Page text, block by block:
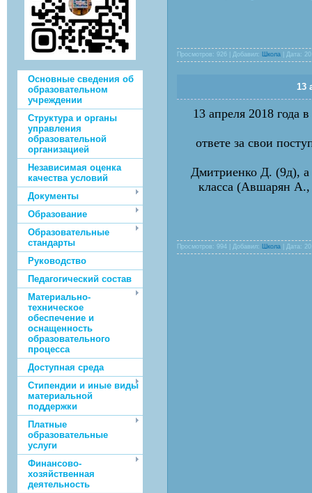
Основные сведения об
образовательном
учреждении
Структура и органы
управления
образовательной
организацией
Независимая оценка
качества условий
Документы
Образование
Образовательные
стандарты
Руководство
Педагогический состав
Материально-
техническое
обеспечение и
оснащенность
образовательного
процесса
Доступная среда
Стипендии и иные виды
материальной
поддержки
Платные
образовательные
услуги
Финансово-
хозяйственная
деятельность
Просмотров: 926 | Добавил: Школа | Дата:
13
13 апреля 2018 года
ответе за свои
Дмитриенко Д. (9д), а
класса (Авшарян
Просмотров: 994 | Добавил: Школа | Дата: